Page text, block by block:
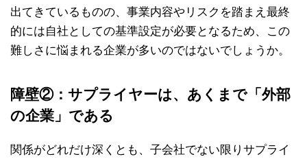
出てきているものの、事業内容やリスクを踏まえ最終
的には自社としての基準設定が必要となるため、この
難しさに悩まれる企業が多いのではないでしょうか。
障壁②：サプライヤーは、あくまで「外部
の企業」である
関係がどれだけ深くとも、子会社でない限りサプライ